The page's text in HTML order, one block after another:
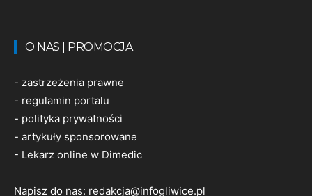
O NAS | PROMOCJA
- zastrzeżenia prawne
- regulamin portalu
- polityka prywatności
- artykuły sponsorowane
- Lekarz online w Dimedic
Napisz do nas: redakcja@infogliwice.pl